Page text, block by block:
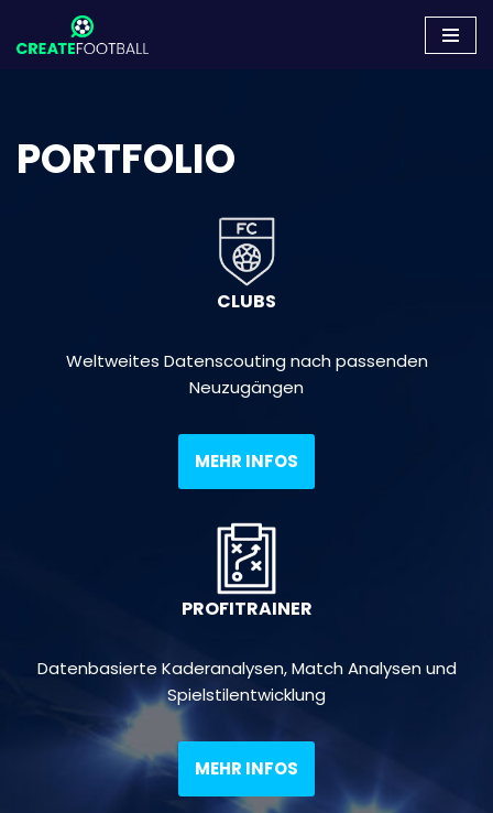
Zum
PORTFOLIO
CLUBS
Weltweites Datenscouting nach passenden
Neuzugängen
MEHR INFOS
PROFITRAINER
Datenbasierte Kaderanalysen, Match Analysen und
Spielstilentwicklung
MEHR INFOS